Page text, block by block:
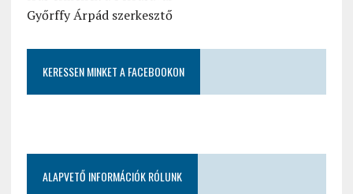
Győrffy Árpád szerkesztő
KERESSEN MINKET A FACEBOOKON
ALAPVETŐ INFORMÁCIÓK RÓLUNK